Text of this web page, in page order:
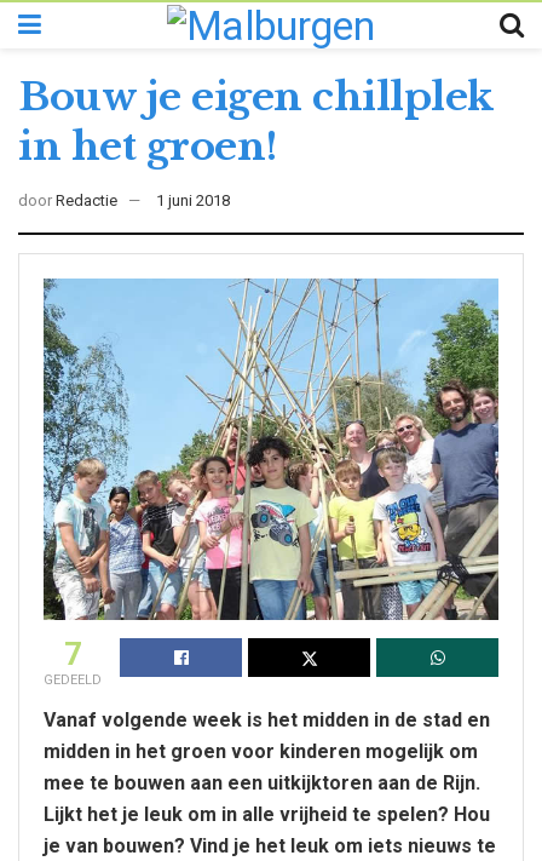
Bouw je eigen chillplek
in het groen!
door Redactie 1 juni 2018
7
GEDEELD
Vanaf volgende week is het midden in de stad en
midden in het groen voor kinderen mogelijk om
mee te bouwen aan een uitkijktoren aan de Rijn.
Lijkt het je leuk om in alle vrijheid te spelen? Hou
je van bouwen? Vind je het leuk om iets nieuws te